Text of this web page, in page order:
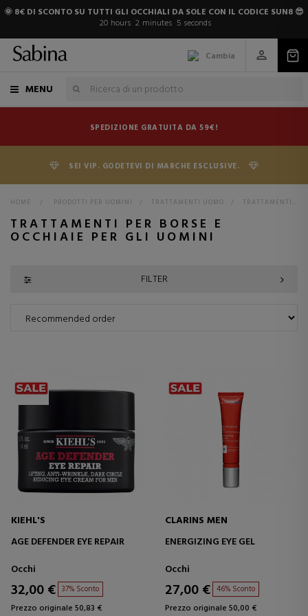
🌞 8€ DI SCONTO SU TUTTI GLI OCCHIALI DA SOLE CON IL CODICE SUN8 😎
20 hours 2 minutes 4 seconds
Cambia
MENU
SPEDIZIONE GRATUITA DA 59€!
SEI VIP. GODETEVI DI MARCHE ESCLUSIVE.
HOME > PRODOTTI PER UOMINI > TRATTAMENTI UOMO > TRATTAMENTI PER UOMINI
TRATTAMENTI PER BORSE E
OCCHIAIE PER GLI UOMINI
FILTER
KIEHL'S
AGE DEFENDER EYE REPAIR
Occhi
32,00 € 37% Sconto
Prezzo originale 50,83 €
CLARINS MEN
ENERGIZING EYE GEL
Occhi
27,00 € 46% Sconto
Prezzo originale 50,00 €